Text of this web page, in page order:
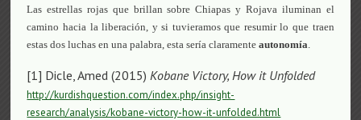
Las estrellas rojas que brillan sobre Chiapas y Rojava iluminan el
camino hacia la liberación, y si tuvieramos que resumir lo que traen
estas dos luchas en una palabra, esta sería claramenteautonomía
[1] Dicle, Amed (2015) Kobane Victory, How it Unfolded
http://kurdishquestion.com/index.php/insight-
research/analysis/kobane-victory-how-it-unfolded.html